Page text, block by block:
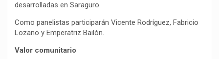
desarrolladas en Saraguro.
Como panelistas participarán Vicente Rodríguez, Fabricio
Lozano y Emperatriz Bailón.
Valor comunitario